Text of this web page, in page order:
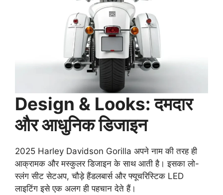
Design & Looks: दमदार
और आधुनिक डिजाइन
2025 Harley Davidson Gorilla अपने नाम की तरह ही
आक्रामक और मस्कुलर डिजाइन के साथ आती है। इसका लो-
स्लंग सीट सेटअप, चौड़े हैंडलबार्स और फ्यूचरिस्टिक LED
लाइटिंग इसे एक अलग ही पहचान देते हैं।